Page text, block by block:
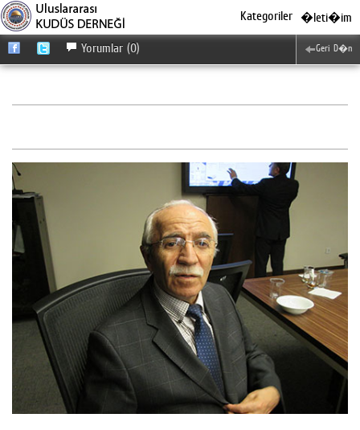
�leti�im
Kategoriler
Geri D�n
Yorumlar (0)